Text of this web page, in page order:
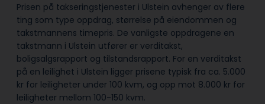
Prisen på takseringstjenester i Ulstein avhenger av flere
ting som type oppdrag, størrelse på eiendommen og
takstmannens timepris. De vanligste oppdragene en
takstmann i Ulstein utfører er verditakst,
boligsalgsrapport og tilstandsrapport. For en verditakst
på en leilighet i Ulstein ligger prisene typisk fra ca. 5.000
kr for leiligheter under 100 kvm, og opp mot 8.000 kr for
leiligheter mellom 100-150 kvm.